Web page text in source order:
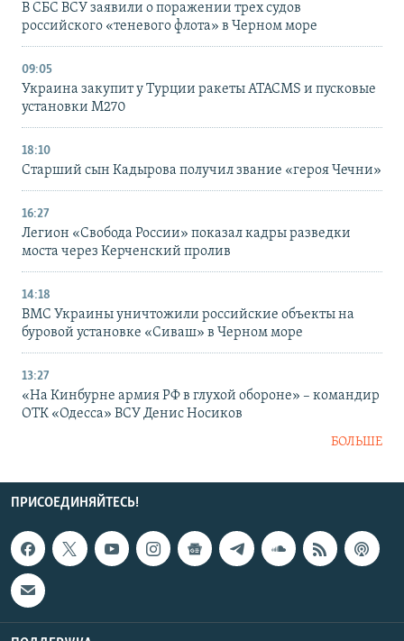
В СБС ВСУ заявили о поражении трех судов
российского «теневого флота» в Черном море
09:05
Украина закупит у Турции ракеты ATACMS и пусковые
установки M270
18:10
Старший сын Кадырова получил звание «героя Чечни»
16:27
Легион «Свобода России» показал кадры разведки
моста через Керченский пролив
14:18
ВМС Украины уничтожили российские объекты на
буровой установке «Сиваш» в Черном море
13:27
«На Кинбурне армия РФ в глухой обороне» – командир
ОТК «Одесса» ВСУ Денис Носиков
БОЛЬШЕ
ПРИСОЕДИНЯЙТЕСЬ!